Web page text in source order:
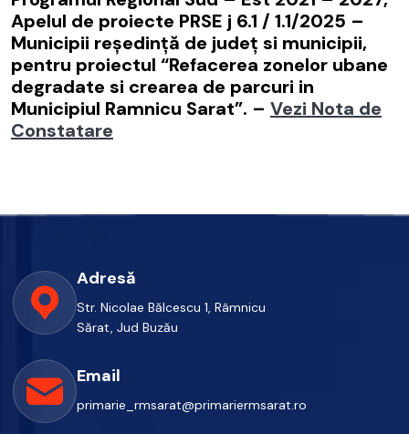
Apelul de proiecte PRSE j 6.1 / 1.1/2025 –
Municipii reşedinţă de judeţ si municipii,
pentru proiectul “Refacerea zonelor ubane
degradate si crearea de parcuri in
Municipiul Ramnicu Sarat”. – Vezi Nota de
Constatare
Adresă
Str. Nicolae Bălcescu 1, Râmnicu
Sărat, Jud Buzău
Email
primarie_rmsarat@primariermsarat.ro